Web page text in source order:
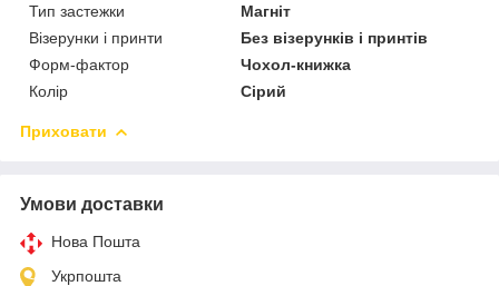
Тип застежки
Магніт
Візерунки і принти
Без візерунків і принтів
Форм-фактор
Чохол-книжка
Колір
Сірий
Приховати
Умови доставки
Нова Пошта
Укрпошта